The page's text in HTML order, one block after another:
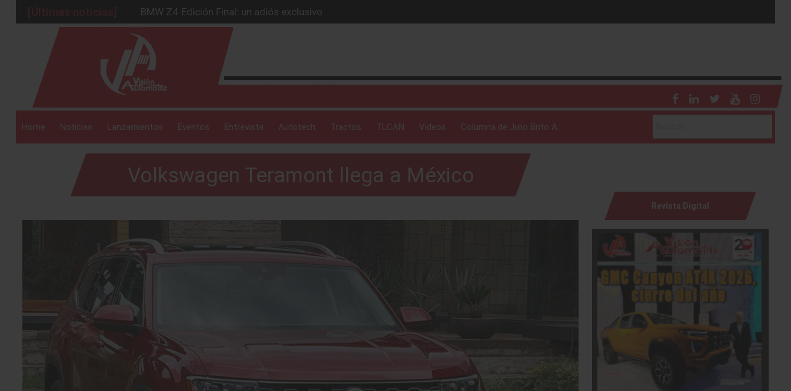
[Últimas noticias]
Ford Edge Híbrida: la SUV que evoluciona
Ventas se estabilizan: INEGI
Será 2026, año de evolución profunda: Peñafiel
Chirey lanzará su primera pick-up en 2026
BMW Z4 Edición Final: un adiós exclusivo
Home Noticias Lanzamientos Eventos Entrevista Autotech Tractos TLCAN Videos Columna de Julio Brito A.
Volkswagen Teramont llega a México
Revista Digital